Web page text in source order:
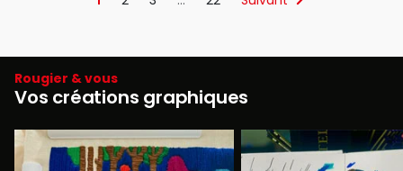
Rougier & vous
Vos créations graphiques